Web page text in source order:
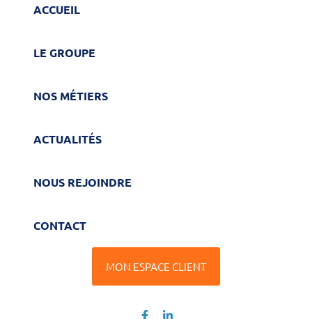
ACCUEIL
LE GROUPE
NOS MÉTIERS
ACTUALITÉS
NOUS REJOINDRE
CONTACT
MON ESPACE CLIENT